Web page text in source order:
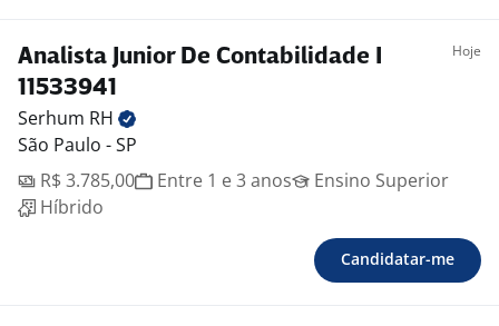
Analista Junior De Contabilidade I
11533941
Hoje
Serhum RH
São Paulo - SP
R$ 3.785,00
Entre 1 e 3 anos
Ensino Superior
Híbrido
Candidatar-me